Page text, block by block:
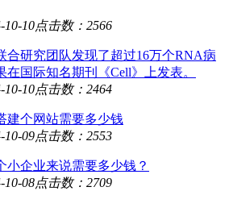
10-10点击数：2566
合研究团队发现了超过16万个RNA病
国际知名期刊《Cell》上发表。
10-10点击数：2464
建个网站需要多少钱
10-09点击数：2553
小企业来说需要多少钱？
10-08点击数：2709